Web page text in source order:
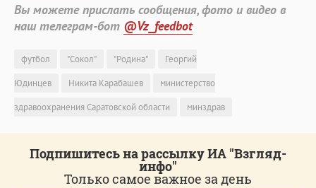
Вы можете прислать сообщения, фото и видео в
наш телеграм-бот @Vz_feedbot
футбол "Сокол" "Родина"
Георгий
Юдинцев
Никита Карабашев
министерство
здравоохранения Саратовской области
минздрав
Подпишитесь на рассылку ИА "Взгляд-
инфо"
Только самое важное за день